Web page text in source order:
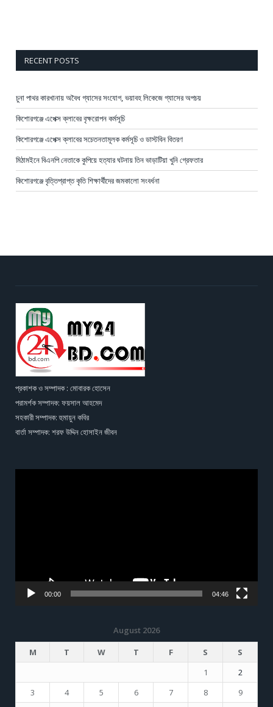
RECENT POSTS
চুনা পাথর কারখানায় অবৈধ গ্যাসের সংযোগ, ভয়াবহ লিকেজে গ্যাসের অপচয়
কিশোরগঞ্জে এপেক্স ক্লাবের বৃক্ষরোপন কর্মসূচি
কিশোরগঞ্জে এপেক্স ক্লাবের সচেতনতামূলক কর্মসূচি ও ডাস্টবিন বিতরণ
মিঠামইনে বিএনপি নেতাকে কুপিয়ে হত্যার ঘটনায় তিন ভাড়াটিয়া খুনি গ্রেফতার
কিশোরগঞ্জে বৃত্তিপ্রাপ্ত কৃতি শিক্ষার্থীদের জমকালো সংবর্ধনা
প্রকাশক ও সম্পাদক : মোবারক হোসেন
পরামর্শক সম্পাদক: ফয়সাল আহমেদ
সহকারী সম্পাদক: হুমায়ুন কবির
বার্তা সম্পাদক: শরফ উদ্দিন হোসাইন জীবন
00:00 04:46
August 2026
M
T W T F S
S
1
2
3
4 5 6 7 8
9